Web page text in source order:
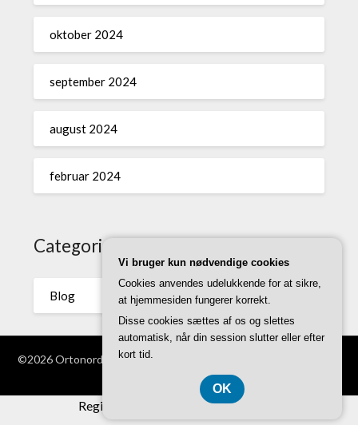
oktober 2024
september 2024
august 2024
februar 2024
Categories
Blog
©2026 Ortonordic.dk| WordPress Theme by
Registreringsnummer DK374 077 39
Vi bruger kun nødvendige cookies
Cookies anvendes udelukkende for at sikre,
at hjemmesiden fungerer korrekt.
Disse cookies sættes af os og slettes
automatisk, når din session slutter eller efter
kort tid.
OK